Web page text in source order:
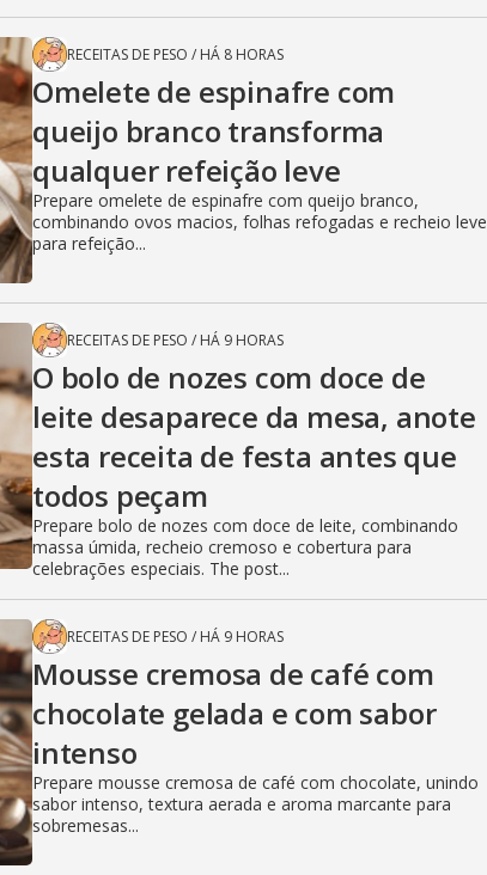
RECEITAS DE PESO / HÁ 8 HORAS
Omelete de espinafre com
queijo branco transforma
qualquer refeição leve
Prepare omelete de espinafre com queijo branco,
combinando ovos macios, folhas refogadas e recheio leve
para refeição...
RECEITAS DE PESO / HÁ 9 HORAS
O bolo de nozes com doce de
leite desaparece da mesa, anote
esta receita de festa antes que
todos peçam
Prepare bolo de nozes com doce de leite, combinando
massa úmida, recheio cremoso e cobertura para
celebrações especiais. The post...
RECEITAS DE PESO / HÁ 9 HORAS
Mousse cremosa de café com
chocolate gelada e com sabor
intenso
Prepare mousse cremosa de café com chocolate, unindo
sabor intenso, textura aerada e aroma marcante para
sobremesas...